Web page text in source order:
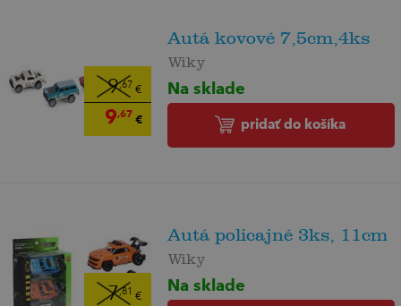
9,67 €
9,67 €
Autá kovové 7,5cm,4ks
Wiky
Na sklade
pridať do košíka
7,81 €
Autá policajné 3ks, 11cm
Wiky
Na sklade